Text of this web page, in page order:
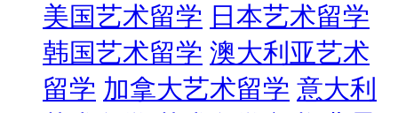
美国艺术留学 日本艺术留学
韩国艺术留学 澳大利亚艺术
留学 加拿大艺术留学 意大利